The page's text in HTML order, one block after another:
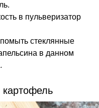
в пульверизатор
стеклянные
в данном